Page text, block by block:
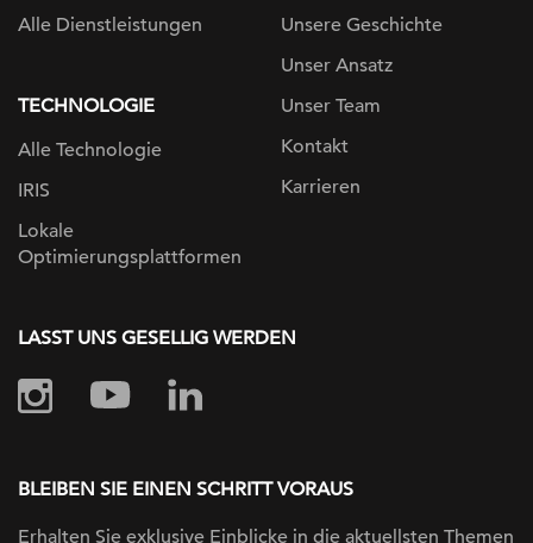
Alle Dienstleistungen
TECHNOLOGIE
Alle Technologie
IRIS
Lokale
Optimierungsplattformen
Unsere Geschichte
Unser Ansatz
Unser Team
Kontakt
Karrieren
LASST UNS GESELLIG WERDEN
BLEIBEN SIE EINEN SCHRITT VORAUS
Erhalten Sie exklusive Einblicke in die aktuellsten Themen